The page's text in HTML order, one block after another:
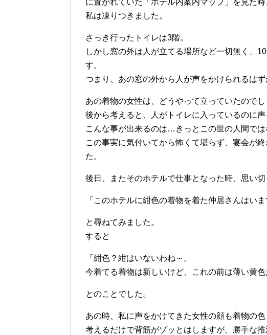
に置かれていた「ホテル内案内マップ」を見た
私は凍りつきました。
さっき行ったトイレは3階。
しかし窓の外は人が立てる場所など一切無く、
す。
つまり、あの窓の外から人が声をかけられるはず
あの着物の女性は、どうやって立っていたのでし
後から考えると、人がトイレに入っているのに声
こんな事が出来るのは…きっとこの世の人間で
この事実に気付いてから怖くて堪らず、宴会が
た。
後日、またそのホテルで仕事となった時、思い
「このホテルに紺色の着物を着た仲居さんはいま
と尋ねてみました。
すると
「紺色？紺はいないわね～。
今着てる着物は新しいけど、これの前は薄い黄
とのことでした。
あの時、私に声をかけてきた女性の顔も着物の
考えるだけで背筋がゾッとはしますが、勝手な